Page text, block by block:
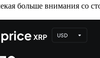
больше внимания со